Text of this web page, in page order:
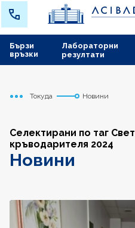
Лабораторни
резултати
Бързи
връзки
Начало
Токуда Новини
Селектирани по таг
кръводарителя 2024
Новини